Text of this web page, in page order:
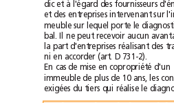
dic et à l'égard des fournisseurs
et des entreprises intervenant sur
meuble
sur porte le
bal.
ne peut recevoir aucun
la part d'entreprises réalisant des
ni
en accorder (art. D 731-2).
En cas de mise en copropriété
d'un
immeuble
de plus de 10 ans, les
exigées
du tiers qui réalise le